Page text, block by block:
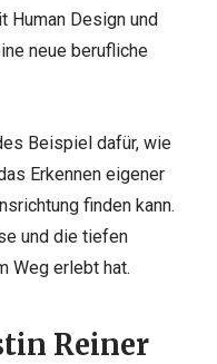
Human Design und
neue berufliche
Beispiel dafür, wie
Erkennen eigener
finden kann.
und die tiefen
Weg erlebt hat.
Reiner